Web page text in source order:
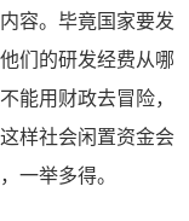
容。毕竟国家要发
们的研发经费从哪
能用财政去冒险，
样社会闲置资金会
一举多得。